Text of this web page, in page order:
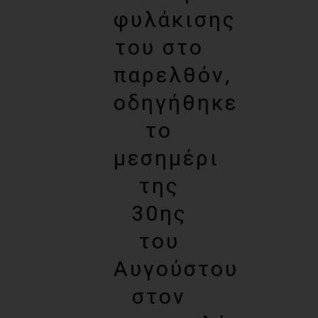
φυλάκισης
του στο
παρελθόν,
οδηγήθηκε
το
μεσημέρι
της
30ης
του
Αυγούστου
στον